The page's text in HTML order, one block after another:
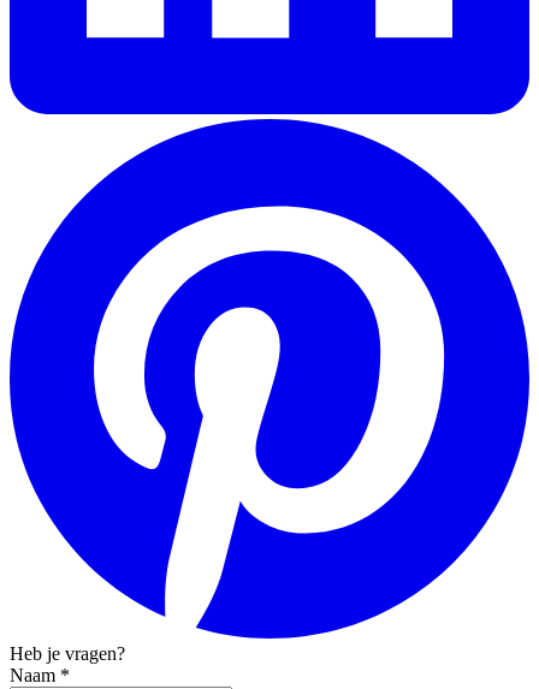
Heb je vragen?
Naam *